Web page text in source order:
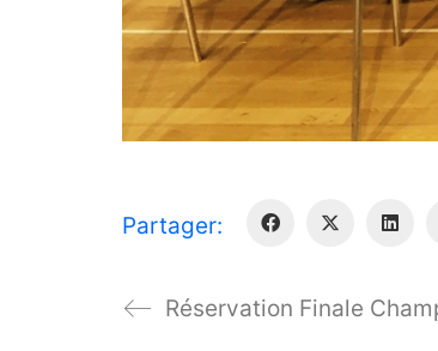
Partager:
Réservation Finale